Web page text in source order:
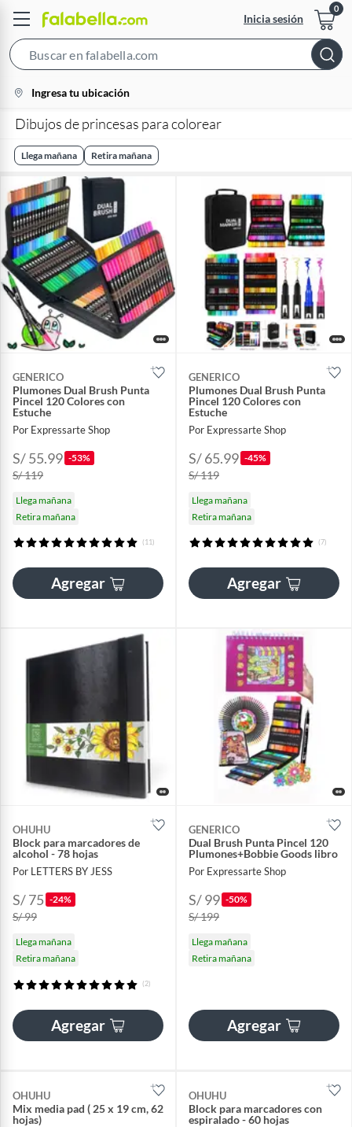
Inicia sesión
Bar
location-
icon
Ingresa tu ubicación
Dibujos de princesas para colorear
Llega mañana Retira mañana
GENERICO
Plumones Dual Brush Punta
Pincel 120 Colores con
Estuche
Por Expressarte Shop
S/ 55.99 -53%
S/ 119
Llega mañana
Retira mañana
(11)
Agregar
GENERICO
Plumones Dual Brush Punta
Pincel 120 Colores con
Estuche
Por Expressarte Shop
S/ 65.99 -45%
S/ 119
Llega mañana
Retira mañana
(7)
Agregar
OHUHU
Block para marcadores de
alcohol - 78 hojas
Por LETTERS BY JESS
S/ 75 -24%
S/ 99
Llega mañana
Retira mañana
(2)
Agregar
GENERICO
Dual Brush Punta Pincel 120
Plumones+Bobbie Goods libro
Por Expressarte Shop
S/ 99 -50%
S/ 199
Llega mañana
Retira mañana
Agregar
OHUHU
Mix media pad ( 25 x 19 cm, 62
hojas)
OHUHU
Block para marcadores con
espiralado - 60 hojas